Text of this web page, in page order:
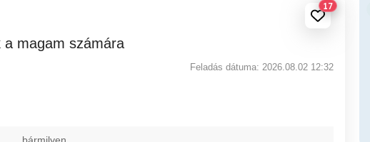
17
a magam számára
Feladás dátuma: 2026.08.02 12:32